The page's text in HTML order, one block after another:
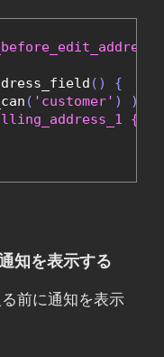
()
{
( 'customer' ) )
{
知を表示する
前に通知を表示